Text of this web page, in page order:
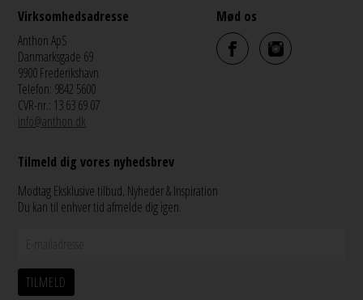
Virksomhedsadresse
Anthon ApS
Danmarksgade 69
9900 Frederikshavn
Telefon: 9842 5600
CVR-nr.: 13 63 69 07
info@anthon.dk
Mød os
Tilmeld dig vores nyhedsbrev
Modtag Eksklusive tilbud, Nyheder & Inspiration
Du kan til enhver tid afmelde dig igen.